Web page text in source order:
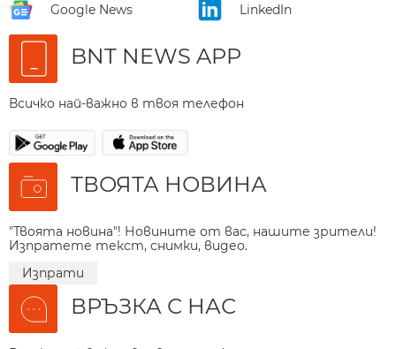
Google News LinkedIn
BNT NEWS APP
Всичко най-важно в твоя телефон
ТВОЯТА НОВИНА
"Твоята новина"! Новините от вас, нашите зрители!
Изпратете текст, снимки, видео.
Изпрати
ВРЪЗКА С НАС